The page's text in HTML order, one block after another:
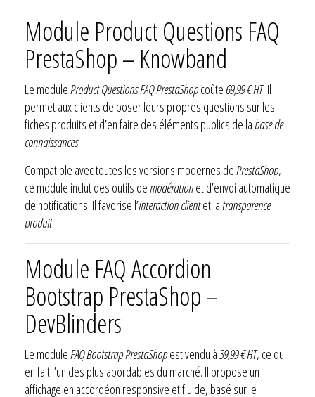
Module Product Questions FAQ
PrestaShop – Knowband
Le moduleProduct Questions FAQ PrestaShopcoûte 69,99 € HT. Il
permet aux clients de poser leurs propres questions sur les
fiches produits et d’en faire des éléments publics de la base de
connaissances.
Compatible avec toutes les versions modernes dePrestaShop,
ce module inclut des outils de modérationet d’envoi automatique
de notifications. Il favorise l’interaction clientet latransparence
produit.
Module FAQ Accordion
Bootstrap PrestaShop –
DevBlinders
Le moduleFAQ Bootstrap PrestaShopest vendu à39,99 € HT, ce qui
en fait l’un des plus abordables du marché. Il propose un
affichage en accordéon responsive et fluide, basé sur le